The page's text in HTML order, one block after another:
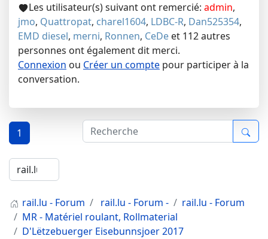
Les utilisateur(s) suivant ont remercié: admin,
jmo, Quattropat, charel1604, LDBC-R, Dan525354,
EMD diesel, merni, Ronnen, CeDe et 112 autres
personnes ont également dit merci.
Connexion ou Créer un compte pour participer à la
conversation.
1
rail.lu - Forum rail.lu - Forum -
rail.lu - Forum
MR - Matériel roulant, Rollmaterial
D'Lëtzebuerger Eisebunnsjoer 2017